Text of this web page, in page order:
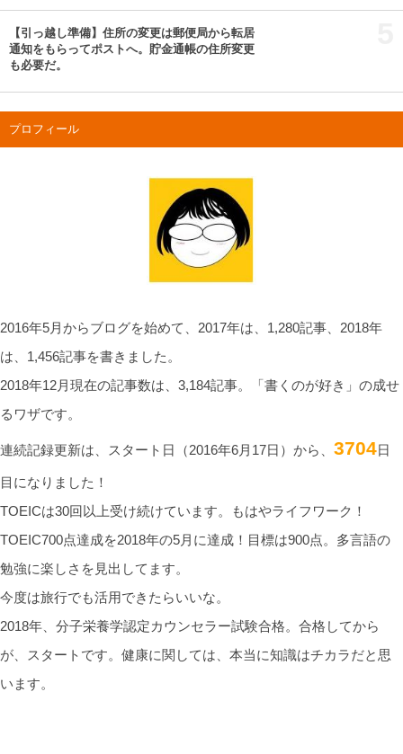
【引っ越し準備】住所の変更は郵便局から転居
通知をもらってポストへ。貯金通帳の住所変更
も必要だ。
プロフィール
2016年5月からブログを始めて、2017年は、1,280記事、2018年
は、1,456記事を書きました。
2018年12月現在の記事数は、3,184記事。「書くのが好き」の成せ
るワザです。
連続記録更新は、スタート日（2016年6月17日）から、 3704日
目になりました！
TOEICは30回以上受け続けています。もはやライフワーク！
TOEIC700点達成を2018年の5月に達成！目標は900点。多言語の
勉強に楽しさを見出してます。
今度は旅行でも活用できたらいいな。
2018年、分子栄養学認定カウンセラー試験合格。合格してから
が、スタートです。健康に関しては、本当に知識はチカラだと思
います。